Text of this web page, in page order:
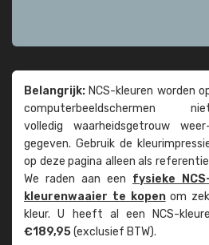
Belangrijk: NCS-kleuren worden
computer­beeld­schermen
volledig waarheids­­getrouw
gegeven. Gebruik de
op deze pagina alleen als
We raden aan een fysieke
kleuren­waaier te kopenom
kleur. U heeft al een NCS-
€189,95(exclusief BTW).